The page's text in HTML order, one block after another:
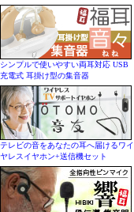
シンプルで使いやすい両耳対応 USB
充電式 耳掛け型の集音器
テレビの音をあなたの耳へ届けるワイ
ヤレスイヤホン+送信機セット